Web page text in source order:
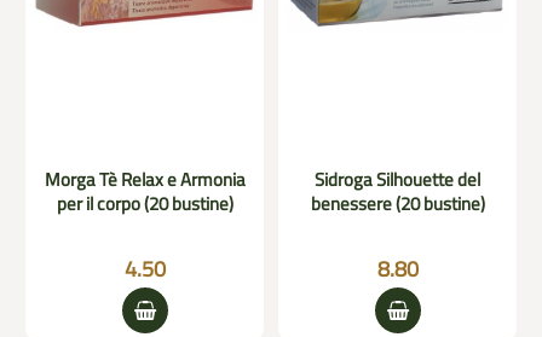
Morga Tè Relax e Armonia
per il corpo (20 bustine)
4.50
Sidroga Silhouette del
benessere (20 bustine)
8.80